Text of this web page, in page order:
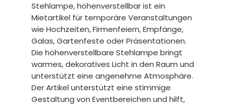
Stehlampe, höhenverstellbar ist ein
Mietartikel für temporäre Veranstaltungen
wie Hochzeiten, Firmenfeiern, Empfänge,
Galas, Gartenfeste oder Präsentationen.
Die höhenverstellbare Stehlampe bringt
warmes, dekoratives Licht in den Raum und
unterstützt eine angenehme Atmosphäre.
Der Artikel unterstützt eine stimmige
Gestaltung von Eventbereichen und hilft,